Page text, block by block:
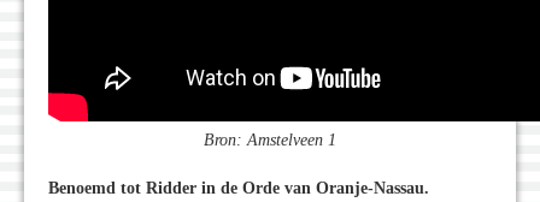
Bron: Amstelveen 1
Benoemd tot Ridder in de Orde van Oranje-Nassau.